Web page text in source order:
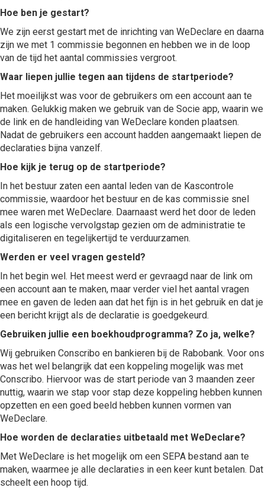
Hoe ben je gestart?
We zijn eerst gestart met de inrichting van WeDeclare en daarna
zijn we met 1 commissie begonnen en hebben we in de loop
van de tijd het aantal commissies vergroot.
Waar liepen jullie tegen aan tijdens de startperiode?
Het moeilijkst was voor de gebruikers om een account aan te
maken. Gelukkig maken we gebruik van de Socie app, waarin we
de link en de handleiding van WeDeclare konden plaatsen.
Nadat de gebruikers een account hadden aangemaakt liepen de
declaraties bijna vanzelf.
Hoe kijk je terug op de startperiode?
In het bestuur zaten een aantal leden van de Kascontrole
commissie, waardoor het bestuur en de kas commissie snel
mee waren met WeDeclare. Daarnaast werd het door de leden
als een logische vervolgstap gezien om de administratie te
digitaliseren en tegelijkertijd te verduurzamen.
Werden er veel vragen gesteld?
In het begin wel. Het meest werd er gevraagd naar de link om
een account aan te maken, maar verder viel het aantal vragen
mee en gaven de leden aan dat het fijn is in het gebruik en dat je
een bericht krijgt als de declaratie is goedgekeurd.
Gebruiken jullie een boekhoudprogramma? Zo ja, welke?
Wij gebruiken Conscribo en bankieren bij de Rabobank. Voor ons
was het wel belangrijk dat een koppeling mogelijk was met
Conscribo. Hiervoor was de start periode van 3 maanden zeer
nuttig, waarin we stap voor stap deze koppeling hebben kunnen
opzetten en een goed beeld hebben kunnen vormen van
WeDeclare.
Hoe worden de declaraties uitbetaald met WeDeclare?
Met WeDeclare is het mogelijk om een SEPA bestand aan te
maken, waarmee je alle declaraties in een keer kunt betalen. Dat
scheelt een hoop tijd.